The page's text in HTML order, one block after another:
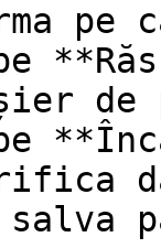
pe
de